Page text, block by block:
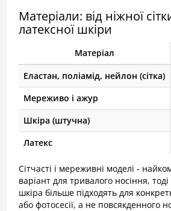
Матеріали: від ніжної
латексної шкіри
Матеріал
Еластан, поліамід, нейлон (сітка)
Мереживо і ажур
Шкіра (штучна)
Латекс
Сітчасті і мереживні моделі -
варіант для тривалого носіння,
шкіра більше підходять для
або фотосесії, а не повсякденного